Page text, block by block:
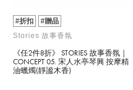
#折扣
#贈品
Stories 故事香氛
《任2件8折》 STORIES 故事香氛｜
CONCEPT 05. 宋人水亭琴興 按摩精
油蠟燭(靜謐木香)